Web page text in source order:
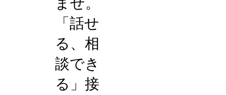
「話せ
る、相
談でき
る」接